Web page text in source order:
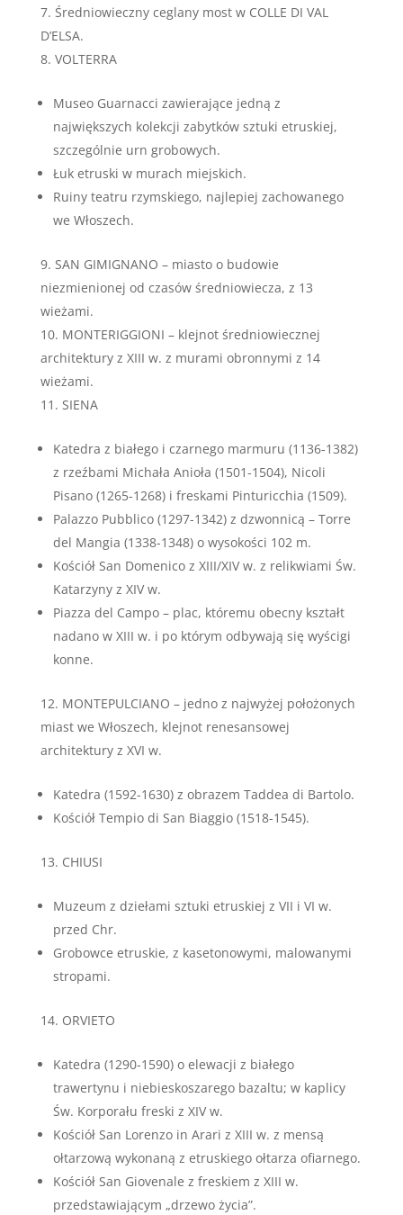
Średniowieczny ceglany most w COLLE DI VAL
D’ELSA.
VOLTERRA
Museo Guarnacci zawierające jedną z
największych kolekcji zabytków sztuki etruskiej,
szczególnie urn grobowych.
Łuk etruski w murach miejskich.
Ruiny teatru rzymskiego, najlepiej zachowanego
we Włoszech.
SAN GIMIGNANO – miasto o budowie
niezmienionej od czasów średniowiecza, z 13
wieżami.
MONTERIGGIONI – klejnot średniowiecznej
architektury z XIII w. z murami obronnymi z 14
wieżami.
SIENA
Katedra z białego i czarnego marmuru (1136-1382)
z rzeźbami Michała Anioła (1501-1504), Nicoli
Pisano (1265-1268) i freskami Pinturicchia (1509).
Palazzo Pubblico (1297-1342) z dzwonnicą – Torre
del Mangia (1338-1348) o wysokości 102 m.
Kościół San Domenico z XIII/XIV w. z relikwiami Św.
Katarzyny z XIV w.
Piazza del Campo – plac, któremu obecny kształt
nadano w XIII w. i po którym odbywają się wyścigi
konne.
MONTEPULCIANO – jedno z najwyżej położonych
miast we Włoszech, klejnot renesansowej
architektury z XVI w.
Katedra (1592-1630) z obrazem Taddea di Bartolo.
Kościół Tempio di San Biaggio (1518-1545).
CHIUSI
Muzeum z dziełami sztuki etruskiej z VII i VI w.
przed Chr.
Grobowce etruskie, z kasetonowymi, malowanymi
stropami.
ORVIETO
Katedra (1290-1590) o elewacji z białego
trawertynu i niebieskoszarego bazaltu; w kaplicy
Św. Korporału freski z XIV w.
Kościół San Lorenzo in Arari z XIII w. z mensą
ołtarzową wykonaną z etruskiego ołtarza ofiarnego.
Kościół San Giovenale z freskiem z XIII w.
przedstawiającym „drzewo życia”.